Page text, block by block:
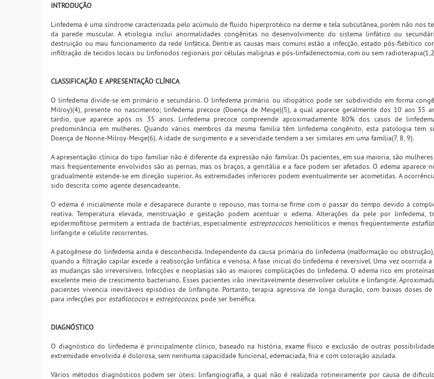
INTRODUÇÃO
Linfedema é uma síndrome caracterizada pelo acúmulo de fluido hiperprotéico na derme e tela subcutânea, porém não nos
da parede muscular. A etiologia inclui anormalidades congênitas no desenvolvimento do sistema linfático ou
destruição ou mau funcionamento da rede linfática. Dentre as causas mais comuns estão a infecção, estado pós-flebítico
infiltração de tecidos locais ou linfonodos regionais por células malignas e pós-linfadenectomia, com ou sem
CLASSIFICAÇÃO E APRESENTAÇÃO CLÍNICA
O linfedema divide-se em primário e secundário. O linfedema primário ou idiopático pode ser subdividido em forma
Milroy)(4), presente no nascimento; linfedema precoce (Doença de Meige)(5), a qual aparece geralmente dos 10 aos 35
tardio, que aparece após os 35 anos. Linfedema precoce compreende aproximadamente 80% dos casos de
predominância em mulheres. Quando vários membros da mesma família têm linfedema congênito, esta patologia tem
Doença de Nonne-Milroy-Meige(6). A idade de surgimento e a severidade tendem a ser similares em uma família(7, 8, 9).
A apresentação clínica do tipo familiar não é diferente da expressão não familiar. Os pacientes, em sua maioria, são
mais freqüentemente envolvidos são as pernas, mas os braços, a genitália e a face podem ser afetados. O edema aparece
gradualmente estende-se em direção superior. As extremidades inferiores podem eventualmente ser acometidas. A
sido descrita como agente desencadeante.
O edema é inicialmente mole e desaparece durante o repouso, mas torna-se firme com o passar do tempo devido à
reativa. Temperatura elevada, menstruação e gestação podem acentuar o edema. Alterações da pele por linfedema,
epidermofitose permitem a entrada de bactérias, especialmente estreptococoshemolíticos e menos freqüentemente
linfangite e celulite recorrentes.
A patogênese do linfedema ainda é desconhecida. Independente da causa primária do linfedema (malformação ou
quando a filtração capilar excede a reabsorção linfática e venosa. A fase inicial do linfedema é reversível. Uma vez ocorrida
as mudanças são irreversíveis. Infecções e neoplasias são as maiores complicações do linfedema. O edema rico em
excelente meio de crescimento bacteriano. Esses pacientes irão inevitavelmente desenvolver celulite e linfangite.
pacientes vivencia inevitáveis episódios de linfangite. Portanto, terapia agressiva de longa duração, com baixas doses
para infecções por estafilococose estreptococos, pode ser benéfica.
DIAGNÓSTICO
O diagnóstico do linfedema é principalmente clínico, baseado na história, exame físico e exclusão de outras
extremidade envolvida é dolorosa, sem nenhuma capacidade funcional, edemaciada, fria e com coloração azulada.
Vários métodos diagnósticos podem ser úteis: linfangiografia, a qual não é realizada rotineiramente por causa de